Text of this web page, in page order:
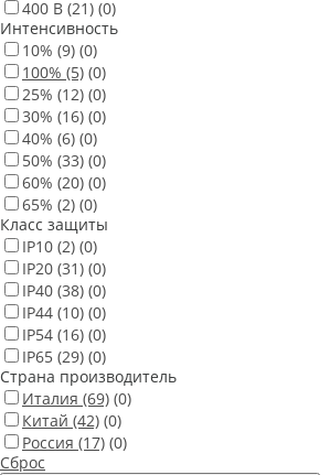
400 В (21) (0)
Интенсивность
10% (9) (0)
100% (5) (0)
25% (12) (0)
30% (16) (0)
40% (6) (0)
50% (33) (0)
60% (20) (0)
65% (2) (0)
Класс защиты
IP10 (2) (0)
IP20 (31) (0)
IP40 (38) (0)
IP44 (10) (0)
IP54 (16) (0)
IP65 (29) (0)
Страна производитель
Италия (69) (0)
Китай (42) (0)
Россия (17) (0)
Сброс